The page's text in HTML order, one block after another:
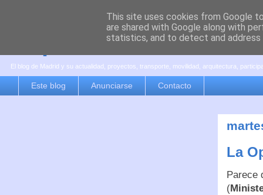
es por madrid
El blog de Madrid y su actualidad, proyectos, transporte, movilidad, arquitectura,
Este blog Anunciarse Contacto
La
Parece
(
This site uses cookies from Google
are shared with Google along with
statistics, and to detect and address